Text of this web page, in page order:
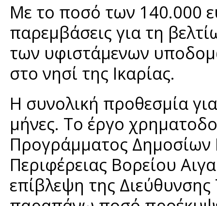
Με το ποσό των 140.000
παρεμβάσεις για τη
των υφιστάμενων
στο νησί της Ικαρίας.
Η συνολική προθεσμία
μήνες. Το έργο
Προγράμματος
Περιφέρειας Βορείου
επίβλεψη της